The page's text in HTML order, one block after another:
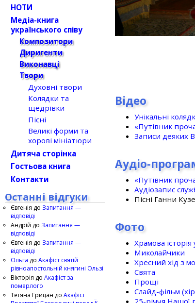
Відео
Унікальні
«Путівник
Записи деяких
Аудіо-
«Путівник
Аудіозапис
Пісні Ганни
Фото
Храмова історія
Миколайчики
Хресний хід з
Свята
Прощі
Слайд-фільм
25-рiччя Нашої
НОТИ
Медіа-книга
українського співу
Композитори
Диригенти
Виконавці
Твори
Духовні твори
Колядки та
щедрівки
Пісні
Великі форми та
хорові мініатюри
Дитяча сторінка
Гостьова книга
Контакти
Останні відгуки
Євгенія до Запитання —
відповіді
Андрій до Запитання —
відповіді
Євгенія до Запитання —
відповіді
Ольга до Акафіст святій
рівноапостольній княгині Ользі
Вікторія до Акафіст за
померлого
Тетяна Грицан до Акафіст